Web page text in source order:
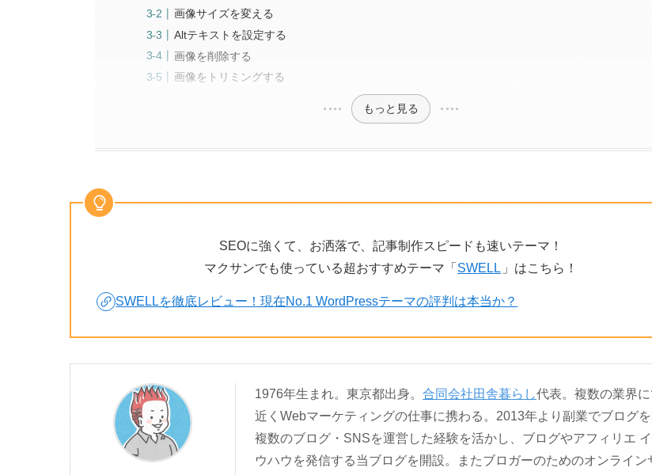
画像サイズを変える
Altテキストを設定する
画像を削除する
画像をトリミングする
もっと見る
SEOに強くて、お洒落で、記事制作スピードも速いテーマ！
マクサンでも使っている超おすすめテーマ「 SWELL 」はこちら！
SWELLを徹底レビュー！現在No.1 WordPressテーマの評判は本当か？
1976年生まれ。東京都出身。 合同会社田舎暮らし代表。複数の業界
近くWebマーケティングの仕事に携わる。2013年より副業でブログを
複数のブログ・SNSを運営した経験を活かし、ブログやアフィリエ
ウハウを発信する当ブログを開設。またブロガーのためのオンライン